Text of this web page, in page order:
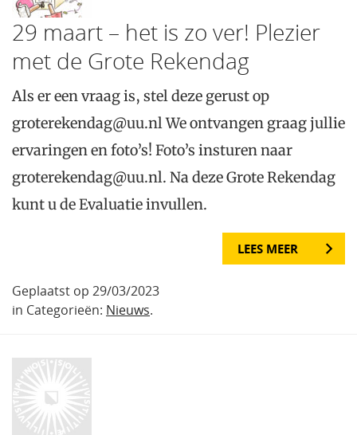
29 maart – het is zo ver! Plezier
met de Grote Rekendag
Als er een vraag is, stel deze gerust op
groterekendag@uu.nl We ontvangen graag jullie
ervaringen en foto’s! Foto’s insturen naar
groterekendag@uu.nl. Na deze Grote Rekendag
kunt u de Evaluatie invullen.
LEES MEER
Geplaatst op 29/03/2023
in Categorieën: Nieuws.